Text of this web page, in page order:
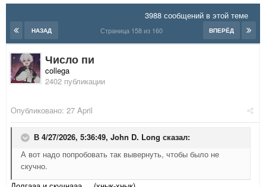
3988 сообщений в этой теме
НАЗАД ВПЕРЁД
Страница 158 из 160
Число пи
collega
2402 публикации
Опубликовано: 27 April
В 4/27/2026, 5:36:49, John D. Long сказал:
А вот надо попробовать так вывернуть, чтобы было не
скучно.